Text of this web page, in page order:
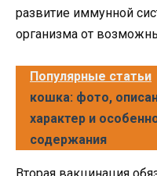
развитие иммунной
организма от
Популярные статьи
кошка: фото,
характер и
содержания